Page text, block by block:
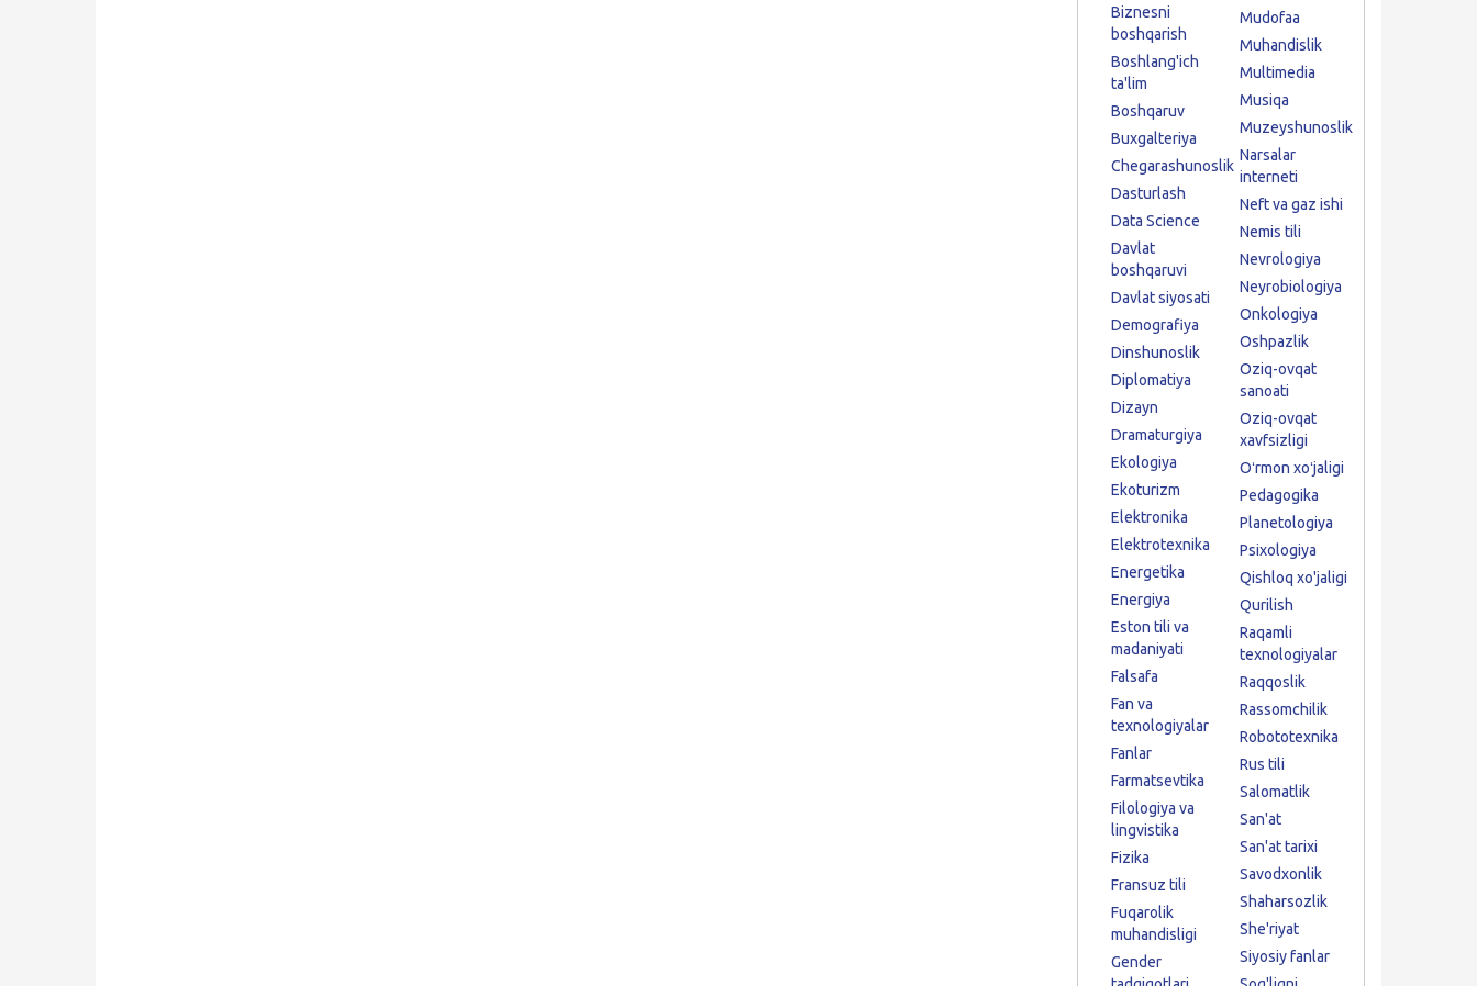
Biznesni
boshqarish
Boshlang'ich
ta'lim
Boshqaruv
Buxgalteriya
Chegarashunoslik
Dasturlash
Data Science
Davlat
boshqaruvi
Davlat siyosati
Demografiya
Dinshunoslik
Diplomatiya
Dizayn
Dramaturgiya
Ekologiya
Ekoturizm
Elektronika
Elektrotexnika
Energetika
Energiya
Eston tili va
madaniyati
Falsafa
Fan va
texnologiyalar
Fanlar
Farmatsevtika
Filologiya va
lingvistika
Fizika
Fransuz tili
Fuqarolik
muhandisligi
Gender
Mudofaa
Muhandislik
Multimedia
Musiqa
Muzeyshunoslik
Narsalar
interneti
Neft va gaz ishi
Nemis tili
Nevrologiya
Neyrobiologiya
Onkologiya
Oshpazlik
Oziq-ovqat
sanoati
Oziq-ovqat
xavfsizligi
Oʻrmon xoʻjaligi
Pedagogika
Planetologiya
Psixologiya
Qishloq xo'jaligi
Qurilish
Raqamli
texnologiyalar
Raqqoslik
Rassomchilik
Robototexnika
Rus tili
Salomatlik
San'at
San'at tarixi
Savodxonlik
Shaharsozlik
She'riyat
Siyosiy fanlar